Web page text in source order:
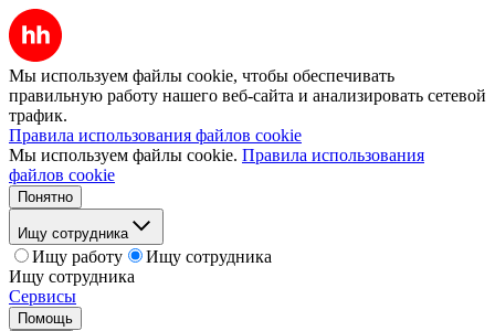
Мы используем файлы cookie, чтобы обеспечивать
правильную работу нашего веб-сайта и анализировать сетевой
трафик.
Правила использования файлов cookie
Мы используем файлы cookie. Правила использования
файлов cookie
Понятно
Ищу сотрудника
Ищу работу
Ищу сотрудника
Ищу сотрудника
Сервисы
Помощь